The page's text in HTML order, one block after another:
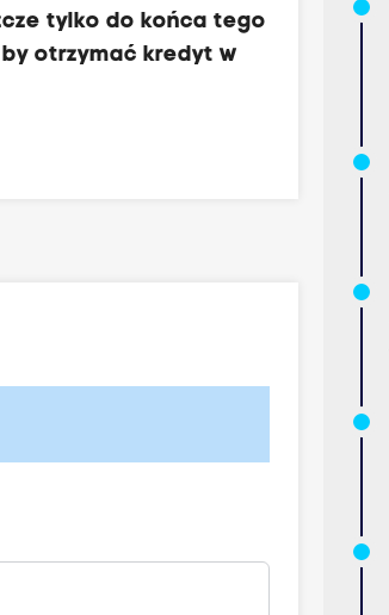
tylko do końca tego
otrzymać kredyt w